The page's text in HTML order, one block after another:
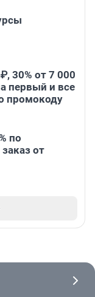
30% от 7 000
первый и все
промокоду
по
от